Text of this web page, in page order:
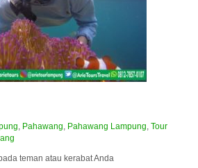
, Pahawang, Pahawang Lampung, Tour
teman atau kerabat Anda